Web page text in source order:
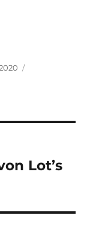
Lot’s